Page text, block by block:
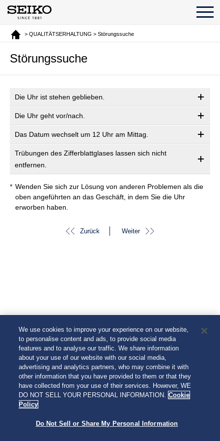
> QUALITÄTSERHALTUNG > Störungssuche
Störungssuche
Die Uhr ist stehen geblieben.
Die Uhr geht vor/nach.
Das Datum wechselt um 12 Uhr am Mittag.
Trübungen des Zifferblattglases lassen sich nicht
entfernen.
Wenden Sie sich zur Lösung von anderen Problemen als die
oben angeführten an das Geschäft, in dem Sie die Uhr
erworben haben.
Zurück Weiter
We use cookies to improve your experience on our website,
to personalise content and ads, to provide social media
features and to analyse our traffic. We share information
about your use of our website with our social media,
advertising and analytics partners, who may combine it with
other information that you have provided to them or that they
have collected from your use of their services. However, WE
DO NOT SELL YOUR PERSONAL INFORMATION. Cookie
Policy
Do Not Sell or Share My Personal Information